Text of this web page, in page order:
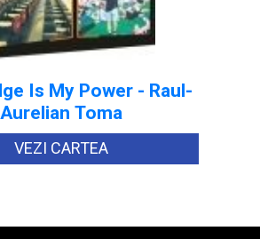
Is My Power - Raul-
Aurelian Toma
VEZI CARTEA